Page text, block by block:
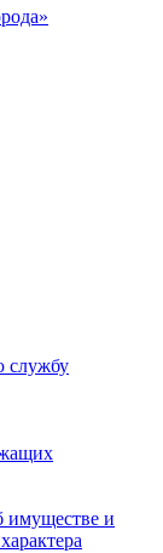
службу
имуществе и